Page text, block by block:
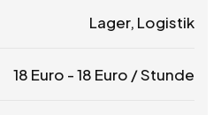
Lager, Logistik
18 Euro -18 Euro / Stunde